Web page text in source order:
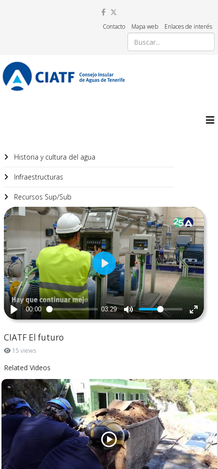
Contacto Mapa web Enlaces de interés
Historia y cultura del agua
Infraestructuras
Recursos Sup/Sub
CIATF El futuro
15 views
Related Videos